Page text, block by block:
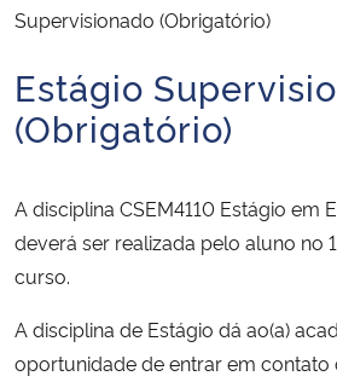
Ministério da Infraestrutura
Ministério da Educação
Ministério da Saúde
Supervisionado (Obrigatório)
Início do conteúdo
Estágio
(Obrigatório)
A disciplina CSEM4110 Estágio em
deverá ser realizada pelo aluno no
curso.
A disciplina de Estágio dá ao(a)
oportunidade de entrar em